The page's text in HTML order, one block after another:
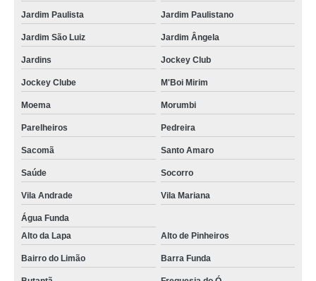
Jardim Paulista Jardim Paulistano
Jardim São Luiz Jardim Ângela
Jardins Jockey Club
Jockey Clube M'Boi Mirim
Moema Morumbi
Parelheiros Pedreira
Sacomã Santo Amaro
Saúde Socorro
Vila Andrade Vila Mariana
Água Funda
Alto da Lapa
Alto de Pinheiros
Bairro do Limão Barra Funda